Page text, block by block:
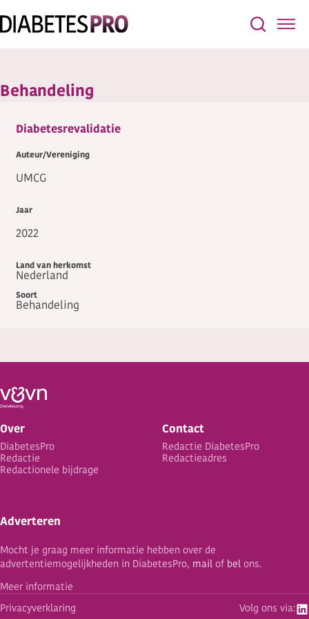
Behandeling
Diabetesrevalidatie
UMCG
2022
Nederland
Behandeling
Over
DiabetesPro
Redactie
Redactionele bijdrage
Adverteren
Mocht je graag meer informatie hebben over de
advertentiemogelijkheden in DiabetesPro, mail of bel ons.
Meer informatie
Contact
Redactie DiabetesPro
Redactieadres
Privacyverklaring Volg ons via: